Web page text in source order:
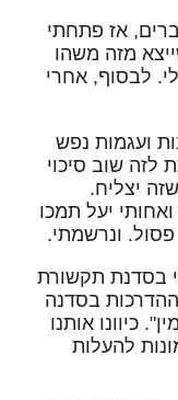
אז פתחתי
מזה משהו
לבסוף, אחרי
ועגמות נפש
לזה שוב סיכוי
יצליח.
יעל תמכו
פסול. ונרשמתי.
בסדנת תקשורת
בסדנה
כיוונו אותנו
להעלות